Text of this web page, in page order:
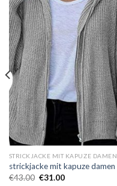
STRICKJACKE MIT KAPUZE DAMEN
strickjacke mit kapuze damen
€43.00 €31.00